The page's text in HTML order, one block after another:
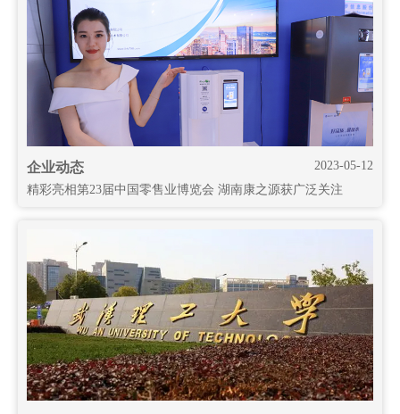
2023-05-12
企业动态
精彩亮相第23届中国零售业博览会 湖南康之源获广泛关注